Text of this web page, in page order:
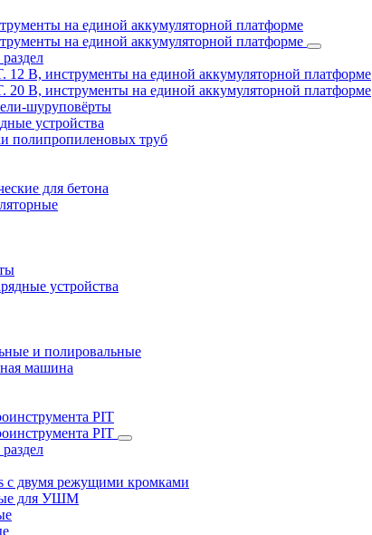
на единой аккумуляторной платформе
на единой аккумуляторной платформе
12 В, инструменты на единой аккумуляторной платформе
20 В, инструменты на единой аккумуляторной платформе
шуруповёрты
устройства
полипропиленовых труб
для бетона
устройства
и полировальные
машина
PIT
PIT
c двумя режущими кромками
для УШМ